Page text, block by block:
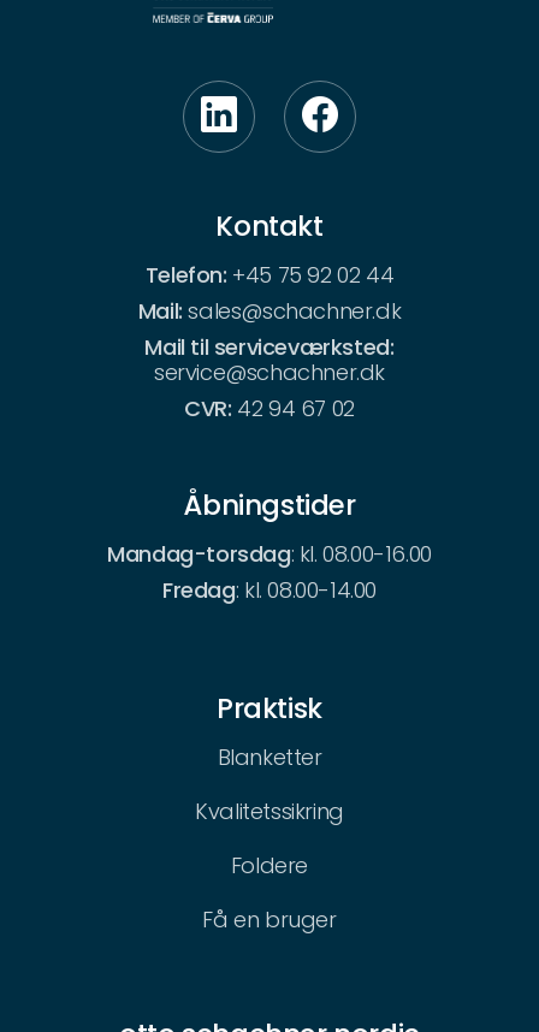
Kontakt
Telefon: +45 75 92 02 44
Mail:sales@schachner.dk
Mail til serviceværksted:
service@schachner.dk
CVR: 42 94 67 02
Åbningstider
Mandag-torsdag: kl. 08.00-16.00
Fredag: kl. 08.00-14.00
Praktisk
Blanketter
Kvalitetssikring
Foldere
Få en bruger